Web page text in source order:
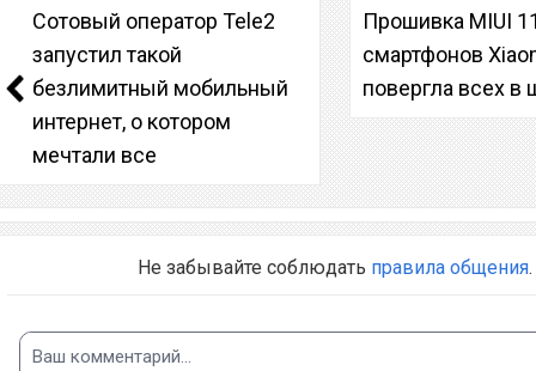
Сотовый оператор Tele2
запустил такой
безлимитный мобильный
интернет, о котором
мечтали все
Прошивка MIUI
смартфонов
повергла всех в
Не забывайте соблюдать правила общения.